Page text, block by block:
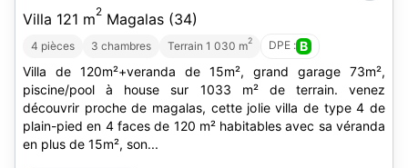
Villa 121 m2 Magalas (34)
4 pièces 3 chambres Terrain 1 030 m2 DPE : B
Villa de 120m²+veranda de 15m², grand garage 73m²,
piscine/pool à house sur 1033 m² de terrain. venez
découvrir proche de magalas, cette jolie villa de type 4 de
plain-pied en 4 faces de 120 m² habitables avec sa véranda
en plus de 15m², son...